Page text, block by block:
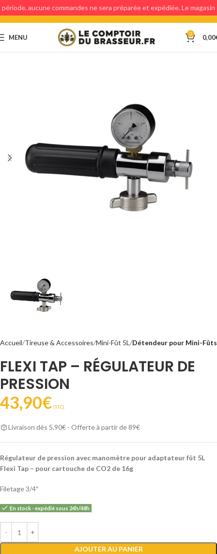
MENU 0 0,00
Accueil Tireuse & Accessoires Mini-Fût 5L Détendeur pour Mini-Fûts
FLEXI TAP – RÉGULATEUR DE
PRESSION
43,90€ (T.T.C).
Livraison dès 5,90€ - Offerte à partir de 89€
Régulateur de pression avec manomètre pour adaptateur fût 5L
Flexi Tap – pour cartouche de CO2 de 16g
Filetage 3/4″
En stock - expédié sous 24h/48h
AJOUTER AU PANIER
période, aucune commandes ne sera préparée et expédiée. Le magasin
étant fermé, aucun retraits en magasin ne sera possible.